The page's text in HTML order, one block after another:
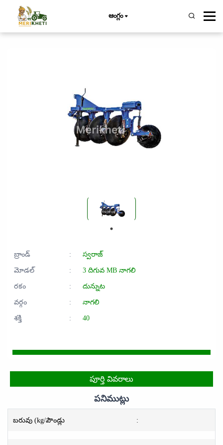
ఆంగ్లం
బ్రాండ్ :
స్వరాజ్
మోడల్
:
3 దిగువ MB నాగలి
రకం
:
దున్నుట
వర్గం
:
నాగలి
శక్తి
: 40
పూర్తి వివరాలు
పనిముట్లు
బరువు (kg/పౌండ్లు :